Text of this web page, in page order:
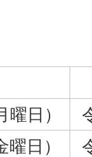
日）
日）